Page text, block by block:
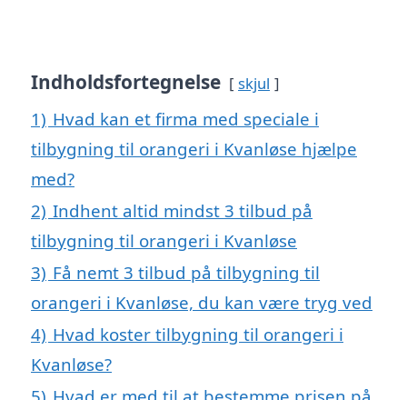
Indholdsfortegnelse skjul
1) Hvad kan et firma med speciale i
tilbygning til orangeri i Kvanløse hjælpe
med?
2) Indhent altid mindst 3 tilbud på
tilbygning til orangeri i Kvanløse
3) Få nemt 3 tilbud på tilbygning til
orangeri i Kvanløse, du kan være tryg ved
4) Hvad koster tilbygning til orangeri i
Kvanløse?